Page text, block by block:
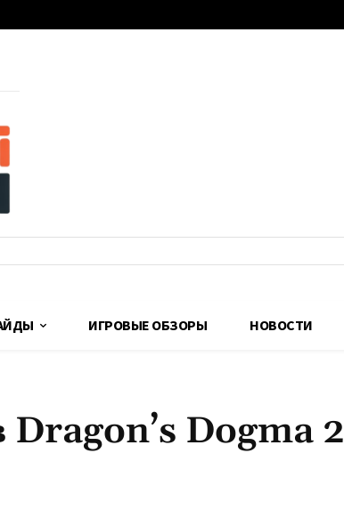
ИГРОВЫЕ ОБЗОРЫ НОВОСТИ
Dragon’s Dogma 2